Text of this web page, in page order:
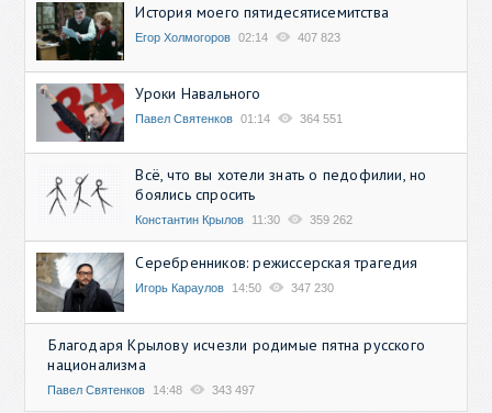
История моего пятидесятисемитства
Егор Холмогоров 02:14 407 823
Уроки Навального
Павел Святенков 01:14 364 551
Всё, что вы хотели знать о педофилии, но
боялись спросить
Константин Крылов 11:30 359 262
Серебренников: режиссерская трагедия
Игорь Караулов 14:50 347 230
Благодаря Крылову исчезли родимые пятна русского
национализма
Павел Святенков 14:48 343 497